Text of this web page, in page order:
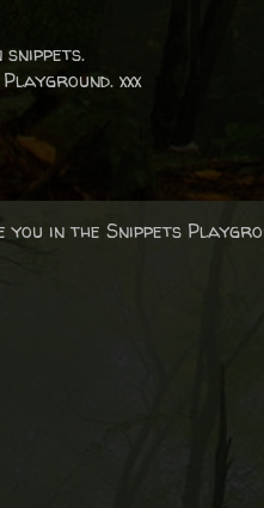
xxx
in the Snippets